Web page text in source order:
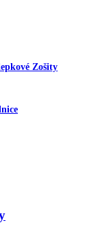
Zošity